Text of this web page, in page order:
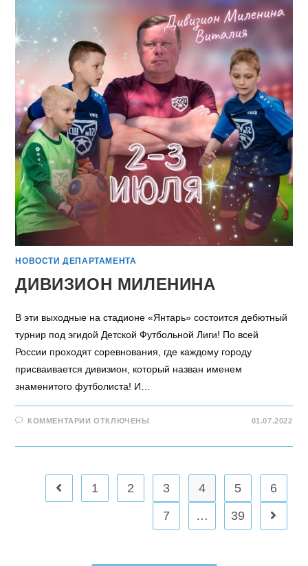
НОВОСТИ ДЕПАРТАМЕНТА
ДИВИЗИОН МИЛЕНИНА
В эти выходные на стадионе «Янтарь» состоится дебютный
турнир под эгидой Детской Футбольной Лиги! По всей
России проходят соревнования, где каждому городу
присваивается дивизион, который назван именем
знаменитого футболиста! И…
КОММЕНТАРИИ ОТКЛЮЧЕНЫ 01.07.2022
1 2 3 4 5
6
7
… 39